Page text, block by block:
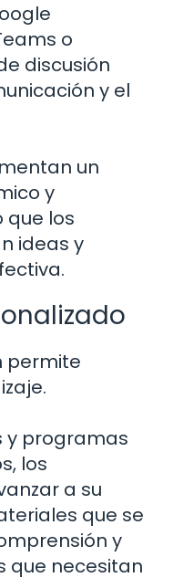
o
discusión
y el
un
y
que los
ideas y
permite
y programas
los
a su
que se
y
que necesitan